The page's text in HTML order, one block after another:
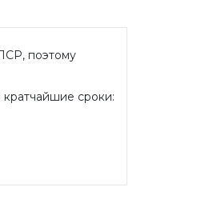
поэтому
сроки: